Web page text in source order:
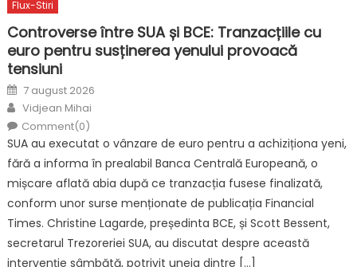
Flux-Stiri
Controverse între SUA și BCE: Tranzacțiile cu
euro pentru susținerea yenului provoacă
tensiuni
Posted
on
7 august 2026
Author
Vidjean Mihai
Comment(0)
SUA au executat o vânzare de euro pentru a achiziționa yeni,
fără a informa în prealabil Banca Centrală Europeană, o
mișcare aflată abia după ce tranzacția fusese finalizată,
conform unor surse menționate de publicația Financial
Times. Christine Lagarde, președinta BCE, și Scott Bessent,
secretarul Trezoreriei SUA, au discutat despre această
intervenție sâmbătă, potrivit uneia dintre […]